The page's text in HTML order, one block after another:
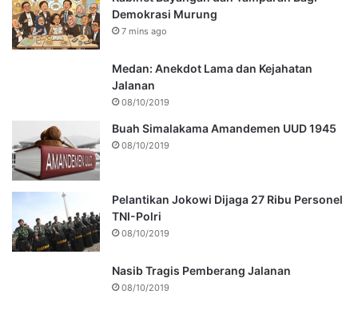
Demokrasi Murung
7 mins ago
Medan: Anekdot Lama dan Kejahatan
Jalanan
08/10/2019
Buah Simalakama Amandemen UUD 1945
08/10/2019
Pelantikan Jokowi Dijaga 27 Ribu Personel
TNI-Polri
08/10/2019
Nasib Tragis Pemberang Jalanan
08/10/2019